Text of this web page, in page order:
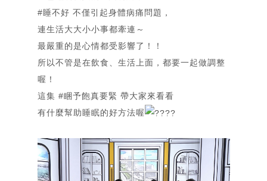
首頁
Home
About
部落格
相簿
Resume
合作洽談
Contact
#睡不好 不僅引起身體病痛問題，
連生活大大小小事都牽連～
最嚴重的是心情都受影響了！！
所以不管是在飲食、生活上面，都要一起做調整
喔！
這集 #睏予飽真要緊 帶大家來看看
有什麼幫助睡眠的好方法喔